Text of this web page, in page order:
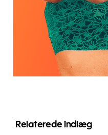
Relaterede indlæg